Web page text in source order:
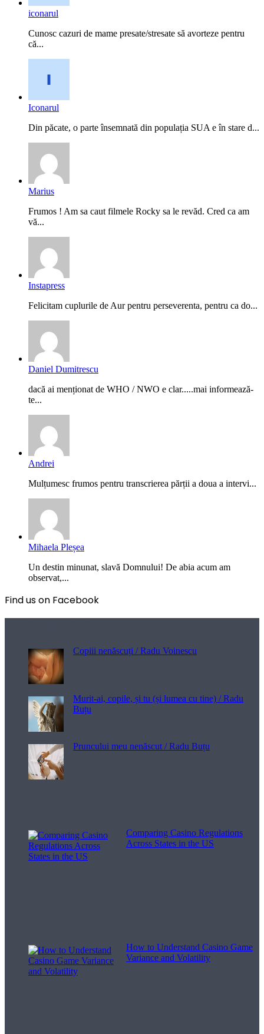
iconarul
Cunosc cazuri de mame presate/stresate să avorteze pentru
că...
Iconarul
Din păcate, o parte însemnată din populația SUA e în stare d...
Marius
Frumos ! Am sa caut filmele Rocky sa le revăd. Cred ca am
vă...
Instapress
Felicitam cuplurile de Aur pentru perseverenta, pentru ca do...
Daniel Dumitrescu
dacă ai menționat de WHO / NWO e clar.....mai informează-
te...
Andrei
Mulțumesc frumos pentru transcrierea părții a doua a intervi...
Mihaela Pleșea
Un destin minunat, slavă Domnului! De abia acum am
observat,...
Find us on Facebook
Copiii nenăscuți / Radu Voinescu
Murit-ai, copile, și tu (și lumea cu tine) / Radu
Buțu
Pruncului meu nenăscut / Radu Buțu
Comparing Casino Regulations
Across States in the US
How to Understand Casino Game
Variance and Volatility